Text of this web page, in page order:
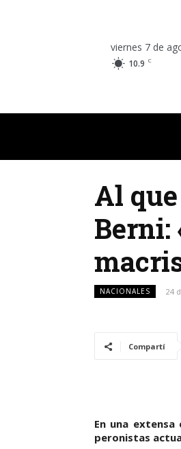
viernes 7 de
10.9 C
Al
Berni:
NACIONALES 24
Compartí
En una
peronistas